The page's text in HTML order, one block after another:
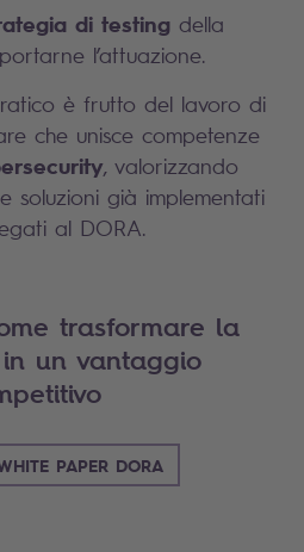
di testing della
l’attuazione.
è frutto del lavoro di
che unisce competenze
, valorizzando
soluzioni già implementati
al DORA.
trasformare la
un vantaggio
PAPER DORA